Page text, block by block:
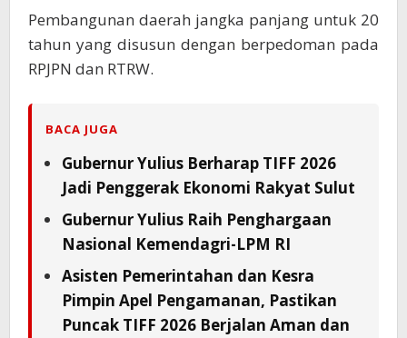
Pembangunan daerah jangka panjang untuk 20
tahun yang disusun dengan berpedoman pada
RPJPN dan RTRW.
BACA JUGA
Gubernur Yulius Berharap TIFF 2026
Jadi Penggerak Ekonomi Rakyat Sulut
Gubernur Yulius Raih Penghargaan
Nasional Kemendagri-LPM RI
Asisten Pemerintahan dan Kesra
Pimpin Apel Pengamanan, Pastikan
Puncak TIFF 2026 Berjalan Aman dan